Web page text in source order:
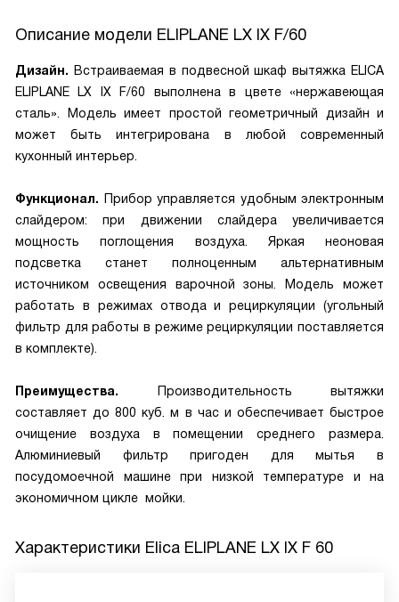
Описание модели ELIPLANE LX IX F/60
Дизайн. Встраиваемая в подвесной шкаф вытяжка ELICA
ELIPLANE LX IX F/60 выполнена в цвете «нержавеющая
сталь». Модель имеет простой геометричный дизайн и
может быть интегрирована в любой современный
кухонный интерьер.
Функционал. Прибор управляется удобным электронным
слайдером: при движении слайдера увеличивается
мощность поглощения воздуха. Яркая неоновая
подсветка станет полноценным альтернативным
источником освещения варочной зоны. Модель может
работать в режимах отвода и рециркуляции (угольный
фильтр для работы в режиме рециркуляции поставляется
в комплекте).
Преимущества. Производительность вытяжки
составляет до 800 куб. м в час и обеспечивает быстрое
очищение воздуха в помещении среднего размера.
Алюминиевый фильтр пригоден для мытья в
посудомоечной машине при низкой температуре и на
экономичном цикле мойки.
Характеристики Elica ELIPLANE LX IX F 60